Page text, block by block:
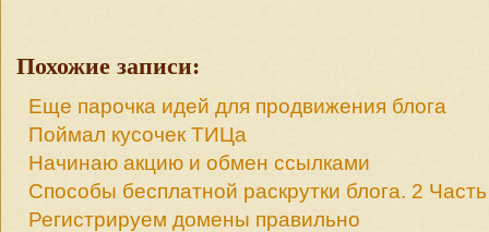
Похожие записи:
Еще парочка идей для продвижения блога
Поймал кусочек ТИЦа
Начинаю акцию и обмен ссылками
Способы бесплатной раскрутки блога. 2 Часть
Регистрируем домены правильно